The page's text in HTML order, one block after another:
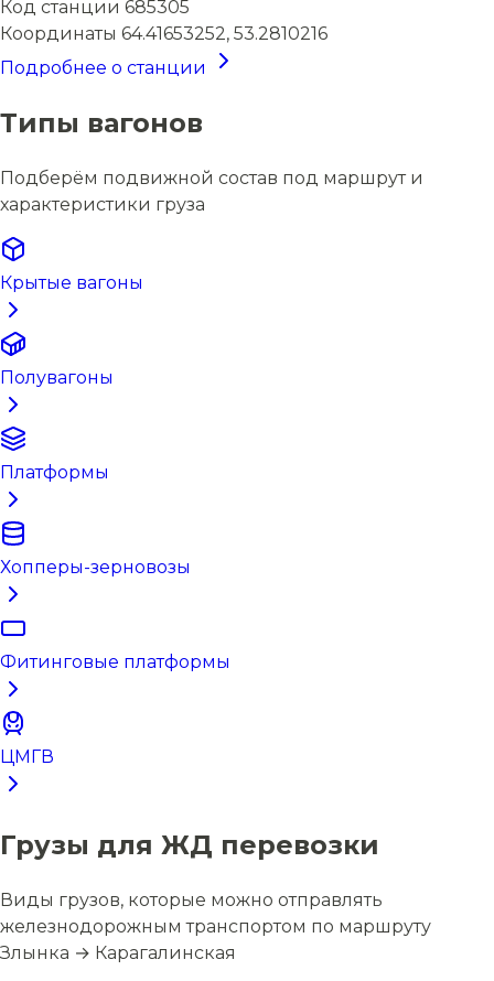
Код станции 685305
Координаты 64.41653252, 53.2810216
Подробнее о станции
Типы вагонов
Подберём подвижной состав под маршрут и
характеристики груза
Крытые вагоны
Полувагоны
Платформы
Хопперы-зерновозы
Фитинговые платформы
ЦМГВ
Грузы для ЖД перевозки
Виды грузов, которые можно отправлять
железнодорожным транспортом по маршруту
Злынка → Карагалинская